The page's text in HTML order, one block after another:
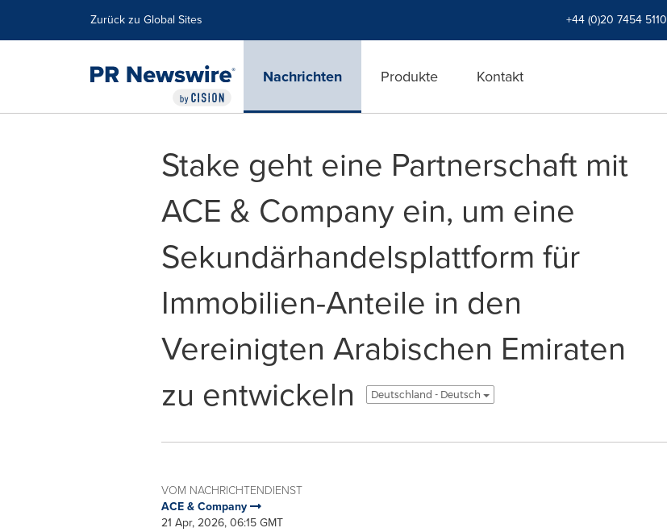
Zurück zu Global Sites +44 (0)20 7454 5110
Nachrichten Produkte Kontakt
Stake geht eine Partnerschaft mit
ACE & Company ein, um eine
Sekundärhandelsplattform für
Immobilien-Anteile in den
Vereinigten Arabischen Emiraten
zu entwickeln
Deutschland - Deutsch
VOM NACHRICHTENDIENST
ACE & Company
21 Apr, 2026, 06:15 GMT